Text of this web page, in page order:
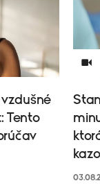
Tento